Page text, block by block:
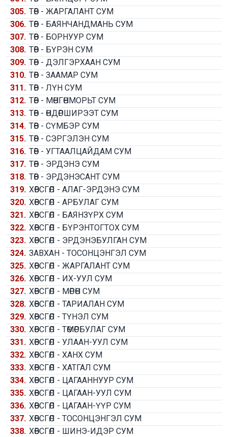
305. ТӨВ - ЖАРГАЛАНТ СУМ
306. ТӨВ - БАЯНЧАНДМАНЬ СУМ
307. ТӨВ - БОРНУУР СУМ
308. ТӨВ - БҮРЭН СУМ
309. ТӨВ - ДЭЛГЭРХААН СУМ
310. ТӨВ - ЗААМАР СУМ
311. ТӨВ - ЛҮН СУМ
312. ТӨВ - МӨНГӨНМОРЬТ СУМ
313. ТӨВ - ӨНДӨРШИРЭЭТ СУМ
314. ТӨВ - СҮМБЭР СУМ
315. ТӨВ - СЭРГЭЛЭН СУМ
316. ТӨВ - УГТААЛЦАЙДАМ СУМ
317. ТӨВ - ЭРДЭНЭ СУМ
318. ТӨВ - ЭРДЭНЭСАНТ СУМ
319. ХӨВСГӨЛ - АЛАГ-ЭРДЭНЭ СУМ
320. ХӨВСГӨЛ - АРБУЛАГ СУМ
321. ХӨВСГӨЛ - БАЯНЗҮРХ СУМ
322. ХӨВСГӨЛ - БҮРЭНТОГТОХ СУМ
323. ХӨВСГӨЛ - ЭРДЭНЭБУЛГАН СУМ
324. ЗАВХАН - ТОСОНЦЭНГЭЛ СУМ
325. ХӨВСГӨЛ - ЖАРГАЛАНТ СУМ
326. ХӨВСГӨЛ - ИХ-УУЛ СУМ
327. ХӨВСГӨЛ - МӨРӨН СУМ
328. ХӨВСГӨЛ - ТАРИАЛАН СУМ
329. ХӨВСГӨЛ - ТҮНЭЛ СУМ
330. ХӨВСГӨЛ - ТӨМӨРБУЛАГ СУМ
331. ХӨВСГӨЛ - УЛААН-УУЛ СУМ
332. ХӨВСГӨЛ - ХАНХ СУМ
333. ХӨВСГӨЛ - ХАТГАЛ СУМ
334. ХӨВСГӨЛ - ЦАГААННУУР СУМ
335. ХӨВСГӨЛ - ЦАГААН-УУЛ СУМ
336. ХӨВСГӨЛ - ЦАГААН-ҮҮР СУМ
337. ХӨВСГӨЛ - ТОСОНЦЭНГЭЛ СУМ
338. ХӨВСГӨЛ - ШИНЭ-ИДЭР СУМ